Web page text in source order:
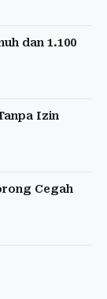
dan 1.100
Izin
Cegah